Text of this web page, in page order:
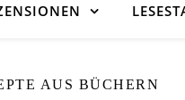
AUS BÜCHERN